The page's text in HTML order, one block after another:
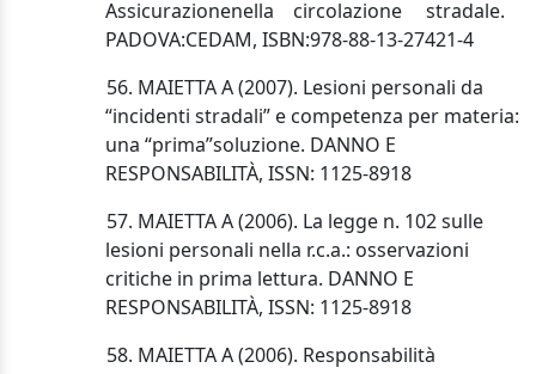
Assicurazionenella circolazione
stradale.
PADOVA:CEDAM, ISBN:978-88-13-27421-4
56. MAIETTA A (2007). Lesioni personali da
“incidenti stradali” e competenza per materia:
una “prima”soluzione. DANNO E
RESPONSABILITÀ, ISSN: 1125-8918
57. MAIETTA A (2006). La legge n. 102 sulle
lesioni personali nella r.c.a.: osservazioni
critiche in prima lettura. DANNO E
RESPONSABILITÀ, ISSN: 1125-8918
58. MAIETTA A (2006). Responsabilità